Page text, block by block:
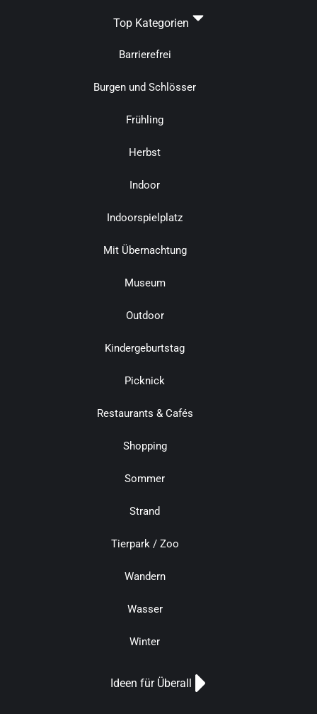
Top Kategorien
Barrierefrei
Burgen und Schlösser
Frühling
Herbst
Indoor
Indoorspielplatz
Mit Übernachtung
Museum
Outdoor
Kindergeburtstag
Picknick
Restaurants & Cafés
Shopping
Sommer
Strand
Tierpark / Zoo
Wandern
Wasser
Winter
Ideen für Überall